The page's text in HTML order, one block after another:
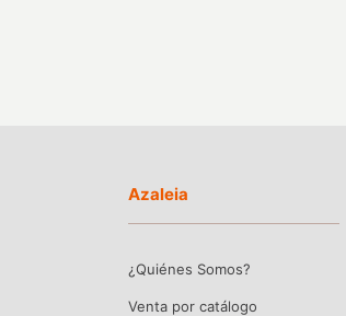
Azaleia
¿Quiénes Somos?
Venta por catálogo